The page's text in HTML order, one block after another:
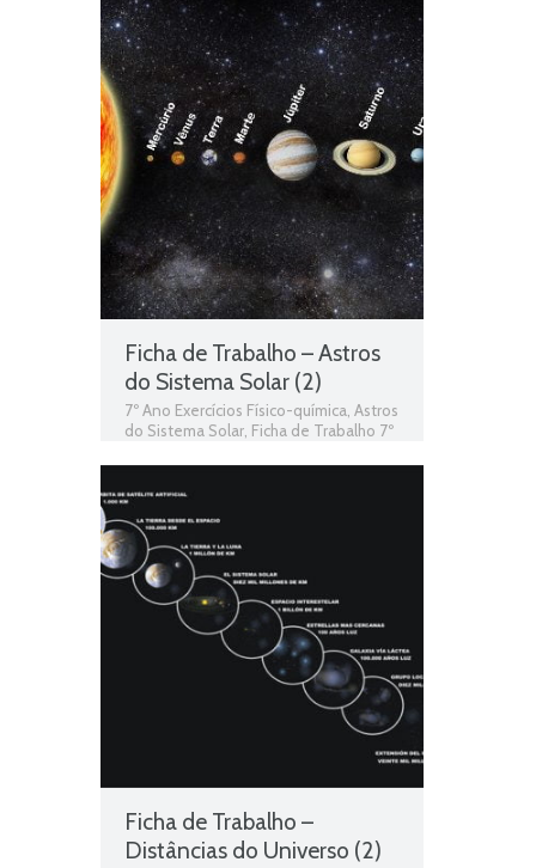
no Universo
O Sistema Solar , O
Universo Teste Diagnóstico 7º Ano
Físico-química,
Universo e distâncias
do Universo
Ficha de Trabalho – Astros
do Sistema Solar (2)
7º Ano Exercícios Físico-química, Astros
do Sistema Solar, Ficha de Trabalho 7º
Ficha de Trabalho –
Distâncias do Universo (2)